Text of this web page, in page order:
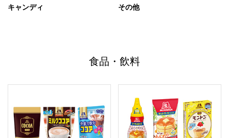
キャンディ その他
食品・飲料